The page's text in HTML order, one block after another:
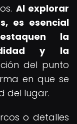
Al explorar
es esencial
la
y la
del punto
en que se
del lugar.
o detalles